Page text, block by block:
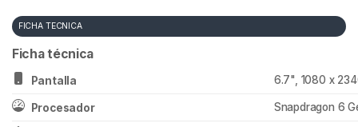
FICHA TECNICA
Ficha técnica
Pantalla 6.7", 1080 x
Procesador Snapdragon 6